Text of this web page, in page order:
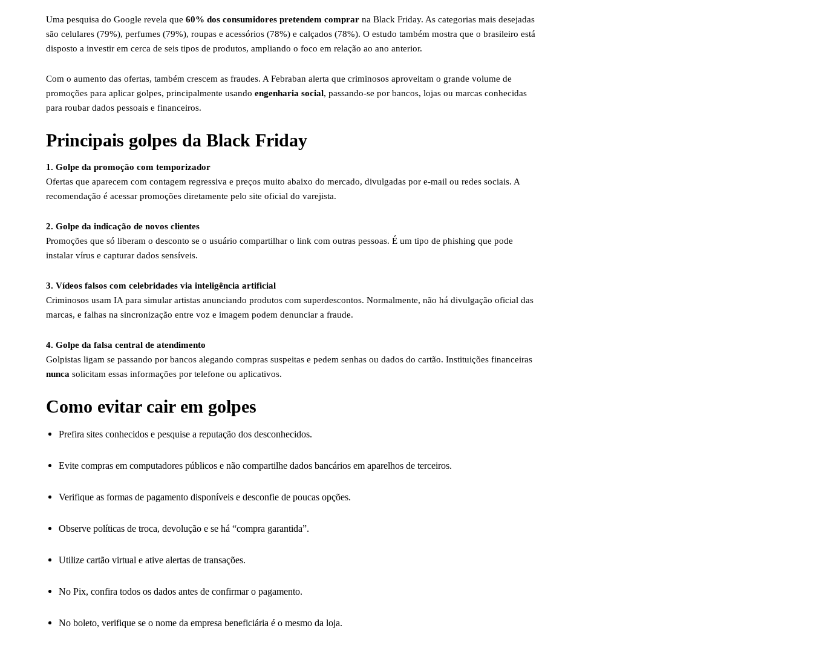
Uma pesquisa do Google revela que 60% dos consumidores pretendem comprar na Black Friday. As categorias mais desejadas
são celulares (79%), perfumes (79%), roupas e acessórios (78%) e calçados (78%). O estudo também mostra que o brasileiro está
disposto a investir em cerca de seis tipos de produtos, ampliando o foco em relação ao ano anterior.
Com o aumento das ofertas, também crescem as fraudes. A Febraban alerta que criminosos aproveitam o grande volume de
promoções para aplicar golpes, principalmente usando engenharia social, passando-se por bancos, lojas ou marcas conhecidas
para roubar dados pessoais e financeiros.
Principais golpes da Black Friday
1. Golpe da promoção com temporizador
Ofertas que aparecem com contagem regressiva e preços muito abaixo do mercado, divulgadas por e-mail ou redes sociais. A
recomendação é acessar promoções diretamente pelo site oficial do varejista.
2. Golpe da indicação de novos clientes
Promoções que só liberam o desconto se o usuário compartilhar o link com outras pessoas. É um tipo de phishing que pode
instalar vírus e capturar dados sensíveis.
3. Vídeos falsos com celebridades via inteligência artificial
Criminosos usam IA para simular artistas anunciando produtos com superdescontos. Normalmente, não há divulgação oficial das
marcas, e falhas na sincronização entre voz e imagem podem denunciar a fraude.
4. Golpe da falsa central de atendimento
Golpistas ligam se passando por bancos alegando compras suspeitas e pedem senhas ou dados do cartão. Instituições financeiras
nunca solicitam essas informações por telefone ou aplicativos.
Como evitar cair em golpes
Prefira sites conhecidos e pesquise a reputação dos desconhecidos.
Evite compras em computadores públicos e não compartilhe dados bancários em aparelhos de terceiros.
Verifique as formas de pagamento disponíveis e desconfie de poucas opções.
Observe políticas de troca, devolução e se há “compra garantida”.
Utilize cartão virtual e ative alertas de transações.
No Pix, confira todos os dados antes de confirmar o pagamento.
No boleto, verifique se o nome da empresa beneficiária é o mesmo da loja.